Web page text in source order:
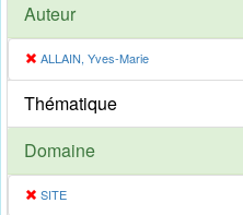
Auteur
ALLAIN, Yves-Marie
Thématique
Domaine
SITE